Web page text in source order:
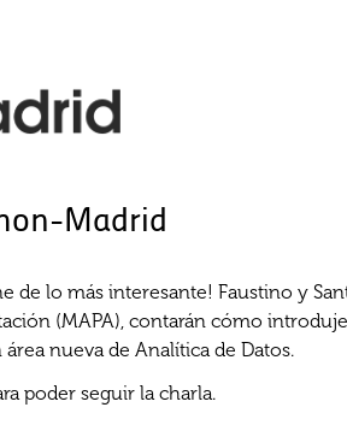
Madrid
de lo más interesante! Faustino y
(MAPA), contarán cómo
nueva de Analítica de Datos.
poder seguir la charla.